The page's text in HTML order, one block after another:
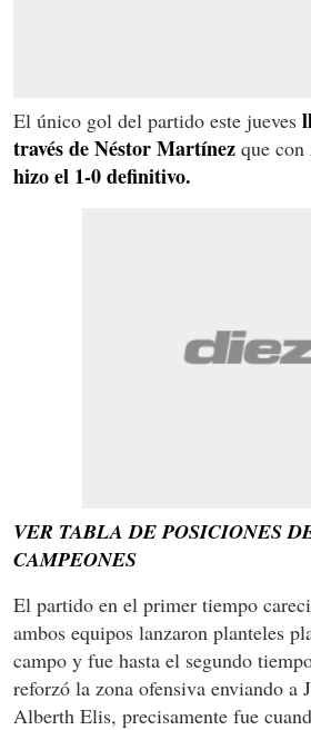
El único gol del partido este jueves
través de Néstor Martínez que
hizo el 1-0 definitivo.
VER TABLA DE POSICIONES
CAMPEONES
El partido en el primer tiempo
ambos equipos lanzaron planteles
campo y fue hasta el segundo
reforzó la zona ofensiva enviando a
Alberth Elis, precisamente fue